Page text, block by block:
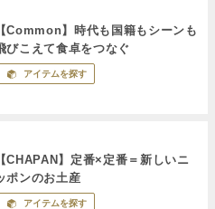
【Common】時代も国籍もシーンも
びこえて食卓をつなぐ
アイテムを探す
【CHAPAN】定番×定番＝新しいニ
ポンのお土産
アイテムを探す